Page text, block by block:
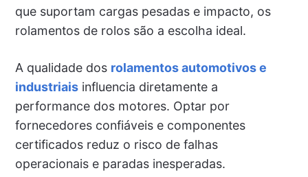
que suportam cargas pesadas e impacto, os
rolamentos de rolos são a escolha ideal.
A qualidade dos rolamentos automotivos e
industriaisinfluencia diretamente a
performance dos motores. Optar por
fornecedores confiáveis e componentes
certificados reduz o risco de falhas
operacionais e paradas inesperadas.